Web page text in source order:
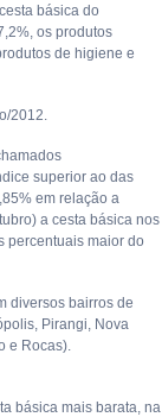
básica do
os produtos
de higiene e
2012.
superior ao das
em relação a
a cesta básica nos
percentuais maior do
diversos bairros de
Pirangi, Nova
e Rocas).
básica mais barata, na